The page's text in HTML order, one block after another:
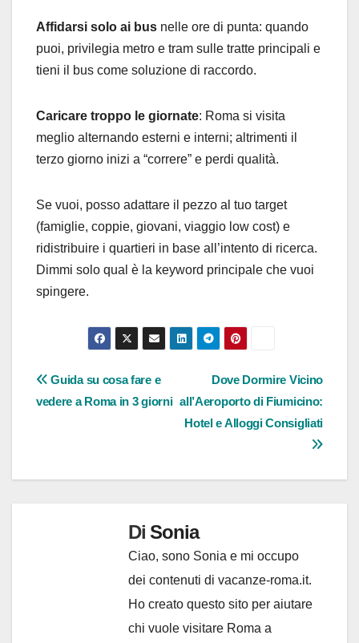
Affidarsi solo ai bus nelle ore di punta: quando
puoi, privilegia metro e tram sulle tratte principali e
tieni il bus come soluzione di raccordo.
Caricare troppo le giornate: Roma si visita
meglio alternando esterni e interni; altrimenti il
terzo giorno inizi a “correre” e perdi qualità.
Se vuoi, posso adattare il pezzo al tuo target
(famiglie, coppie, giovani, viaggio low cost) e
ridistribuire i quartieri in base all’intento di ricerca.
Dimmi solo qual è la keyword principale che vuoi
spingere.
Navigazione
Dove Dormire Vicino
all’Aeroporto di Fiumicino:
Hotel e Alloggi Consigliati
Guida su cosa fare e
vedere a Roma in 3 giorni
DiSonia
Ciao, sono Sonia e mi occupo
dei contenuti di vacanze-roma.it.
Ho creato questo sito per aiutare
chi vuole visitare Roma a